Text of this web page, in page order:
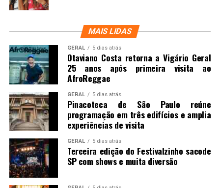
MAIS LIDAS
GERAL 5 dias atrás
Otaviano Costa retorna a Vigário Geral
25 anos após primeira visita ao
AfroReggae
GERAL 5 dias atrás
Pinacoteca de São Paulo reúne
programação em três edifícios e amplia
experiências de visita
GERAL 5 dias atrás
Terceira edição do Festivalzinho sacode
SP com shows e muita diversão